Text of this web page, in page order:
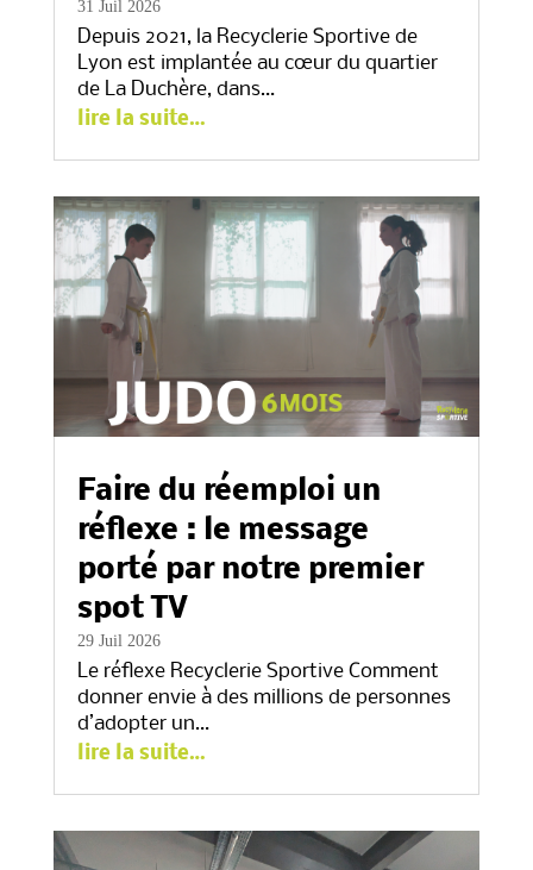
31 Juil 2026
Depuis 2021, la Recyclerie Sportive de
Lyon est implantée au cœur du quartier
de La Duchère, dans…
lire la suite…
Faire du réemploi un
réflexe : le message
porté par notre premier
spot TV
29 Juil 2026
Le réflexe Recyclerie Sportive Comment
donner envie à des millions de personnes
d’adopter un…
lire la suite…